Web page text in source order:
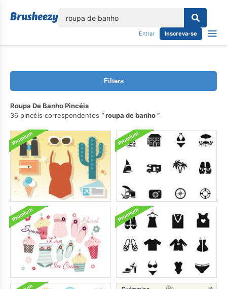
Entrar Inscreva-se
Filters
Roupa De Banho Pincéis
36 pincéis correspondentes
roupa de banho